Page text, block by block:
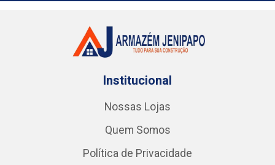
Institucional
Nossas Lojas
Quem Somos
Política de Privacidade